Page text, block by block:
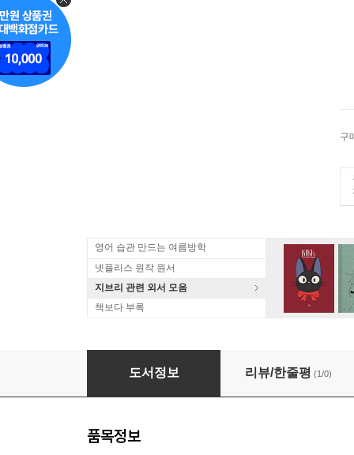
구
영어 습관 만드는 여름방학
넷플리스 원작 원서
지브리 관련 외서 모음
책보다 부록
A Criminal History Of Mankind
도서정보 리뷰/한줄평 (1/0)
품목정보